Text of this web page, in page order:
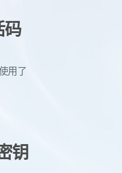
码
用了
钥